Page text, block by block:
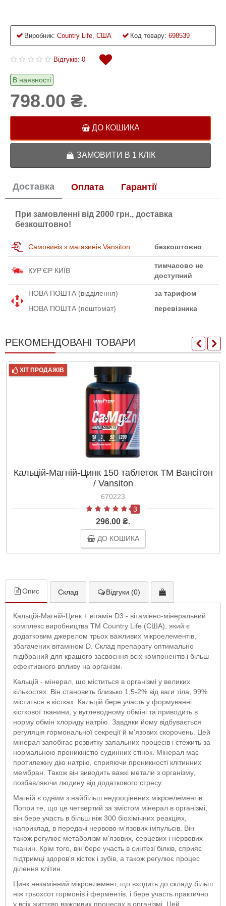
Виробник: Country Life, США Код товару: 698539
Відгуків: 0
В наявності
798.00 ₴.
ДО КОШИКА
ЗАМОВИТИ В 1 КЛІК
Доставка Оплата Гарантії
При замовленні від 2000 грн., доставка
безкоштовно!
Самовивіз з магазинів Vansiton безкоштовно
КУР'ЄР КИЇВ
тимчасово не
доступний
НОВА ПОШТА (відділення)
за тарифом
НОВА ПОШТА (поштомат)
перевізника
РЕКОМЕНДОВАНІ ТОВАРИ
ХІТ ПРОДАЖІВ
Кальцій-Магній-Цинк 150 таблеток ТМ Вансітон
/ Vansiton
670223
3
296.00 ₴.
ДО КОШИКА
Опис Склад Відгуки (0)
Кальцій-Магній-Цинк + вітамін D3 - вітамінно-мінеральний
комплекс виробництва ТМ Country Life (США), який є
додатковим джерелом трьох важливих мікроелементів,
збагачених вітаміном D. Склад препарату оптимально
підібраний для кращого засвоєння всіх компонентів і більш
ефективного впливу на організм.
Кальцій - мінерал, що міститься в організмі у великих
кількостях. Він становить близько 1,5-2% від ваги тіла, 99%
міститься в кістках. Кальцій бере участь у формуванні
кісткової тканини, у вуглеводному обміні та приводить в
норму обмін хлориду натрію. Завдяки йому відбувається
регуляція гормональної секреції й м'язових скорочень. Цей
мінерал запобігає розвитку запальних процесів і стежить за
нормальною проникністю судинних стінок. Мінерал має
протилежну дію натрію, сприяючи проникності клітинних
мембран. Також він виводить важкі метали з організму,
позбавляючи людину від додаткового стресу.
Магній є одним з найбільш недооцінених мікроелементів.
Попри те, що це четвертий за змістом мінерал в організмі,
він бере участь в більш ніж 300 біохімічних реакціях,
наприклад, в передачі нервово-м'язових імпульсів. Він
також регулює метаболізм м'язових, серцевих і нервових
тканин. Крім того, він бере участь в синтезі білків, сприяє
підтримці здоров'я кісток і зубів, а також регулює процес
ділення клітин.
Цинк незамінний мікроелемент, що входить до складу більш
ніж трьохсот гормонів і ферментів, і бере участь практично
у всіх життєво важливих процесах в організмі. Цей